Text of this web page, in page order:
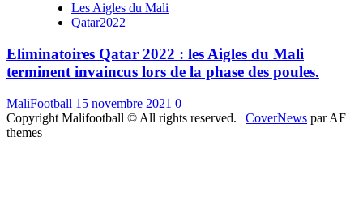
Les Aigles du Mali
Qatar2022
Eliminatoires Qatar 2022 : les Aigles du Mali
terminent invaincus lors de la phase des poules.
MaliFootball 15 novembre 2021 0
Copyright Malifootball © All rights reserved. | CoverNews par AF
themes